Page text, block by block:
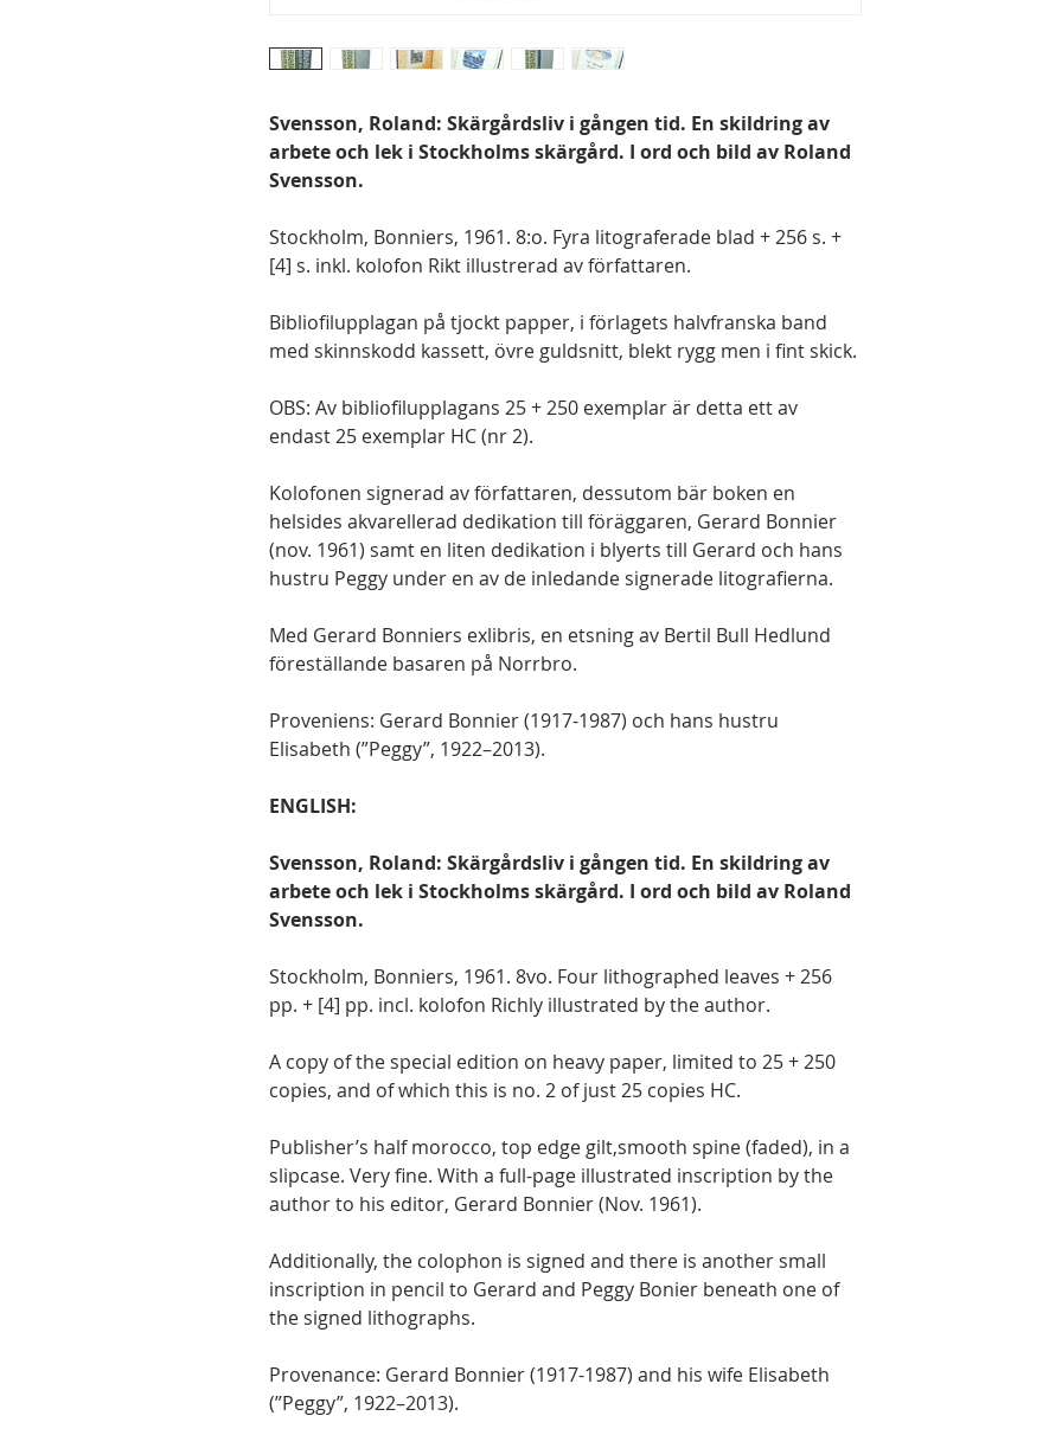
Svensson, Roland: Skärgårdsliv i gången tid. En skildring av
arbete och lek i Stockholms skärgård. I ord och bild av Roland
Svensson.
Stockholm, Bonniers, 1961. 8:o. Fyra litograferade blad + 256 s. +
[4] s. inkl. kolofon Rikt illustrerad av författaren.
Bibliofilupplagan på tjockt papper, i förlagets halvfranska band
med skinnskodd kassett, övre guldsnitt, blekt rygg men i fint skick.
OBS: Av bibliofilupplagans 25 + 250 exemplar är detta ett av
endast 25 exemplar HC (nr 2).
Kolofonen signerad av författaren, dessutom bär boken en
helsides akvarellerad dedikation till föräggaren, Gerard Bonnier
(nov. 1961) samt en liten dedikation i blyerts till Gerard och hans
hustru Peggy under en av de inledande signerade litografierna.
Med Gerard Bonniers exlibris, en etsning av Bertil Bull Hedlund
föreställande basaren på Norrbro.
Proveniens: Gerard Bonnier (1917-1987) och hans hustru
Elisabeth (”Peggy”, 1922–2013).
ENGLISH:
Svensson, Roland: Skärgårdsliv i gången tid. En skildring av
arbete och lek i Stockholms skärgård. I ord och bild av Roland
Svensson.
Stockholm, Bonniers, 1961. 8vo. Four lithographed leaves + 256
pp. + [4] pp. incl. kolofon Richly illustrated by the author.
A copy of the special edition on heavy paper, limited to 25 + 250
copies, and of which this is no. 2 of just 25 copies HC.
Publisher’s half morocco, top edge gilt,smooth spine (faded), in a
slipcase. Very fine. With a full-page illustrated inscription by the
author to his editor, Gerard Bonnier (Nov. 1961).
Additionally, the colophon is signed and there is another small
inscription in pencil to Gerard and Peggy Bonier beneath one of
the signed lithographs.
Provenance: Gerard Bonnier (1917-1987) and his wife Elisabeth
(”Peggy”, 1922–2013).